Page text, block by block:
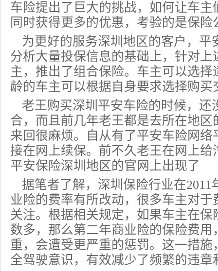
车险提出了巨大的挑战，如何让车
同时获得更多的优惠，考验的是保险
为更好的服务深圳地区的客户，平
分析大量投保信息的基础上，针对
主，推出了组合保险。车主可以选
龄的车主可以根据自身要求选择购买
老王购买深圳平安车险的时候，还
合，而且前几年老王都是去所在地
来回很麻烦。自从有了平安车险网
接在网上续保。前不久老王在网上
平安保险深圳地区的官网上出现了
据笔者了解，深圳保险行业在
业险的费率有所改动，很多车主对
关注。根据相关规定，如果车主在
数多，那么第二年商业险的保险费用
重，会遭受更严重的惩罚。这一措
全驾驶意识，有效减少了频繁的违章